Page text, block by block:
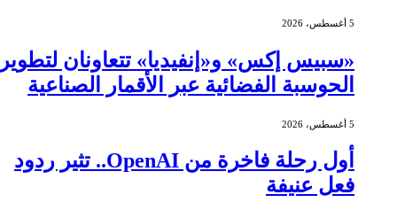
5 أغسطس، 2026
«سبيس إكس» و«إنفيديا» تتعاونان لتطوير
الحوسبة الفضائية عبر الأقمار الصناعية
5 أغسطس، 2026
أول رحلة فاخرة من OpenAI.. تثير ردود
فعل عنيفة